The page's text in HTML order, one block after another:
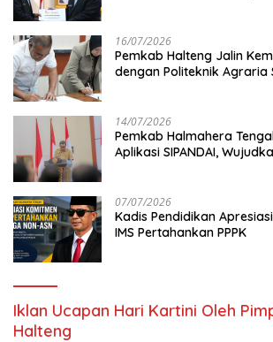
16/07/2026
Pemkab Halteng Jalin
dengan Politeknik Agraria
14/07/2026
Pemkab Halmahera
Aplikasi SIPANDAI,
07/07/2026
Kadis Pendidikan
IMS Pertahankan PPPK
Iklan Ucapan Hari Kartini Oleh
Halteng